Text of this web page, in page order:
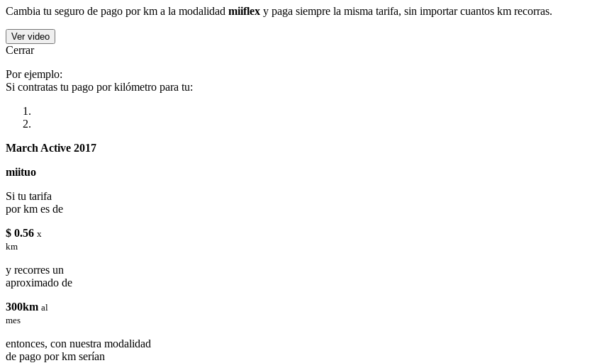
Cambia tu seguro de pago por km a la modalidad miiflex y paga siempre la misma tarifa, sin importar cuantos km recorras.
Ver video
Cerrar
Por ejemplo:
Si contratas tu pago por kilómetro para tu:
March Active 2017
miituo
Si tu tarifa
por km es de
$ 0.56 x
km
y recorres un
aproximado de
300km al
mes
entonces, con nuestra modalidad
de pago por km serían